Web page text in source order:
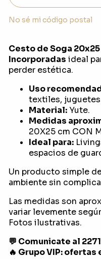
No sé mi código postal
Cesto de Soga
Incorporadas ideal
perder estética.
Uso
textiles,
Material:Yute.
Medidas
20X25 cm CON
Ideal para:
espacios de
Un producto simple
ambiente sin
Las medidas son
variar levemente
Fotos ilustrativas.
💬 Comunicate al
🔥 Grupo VIP: